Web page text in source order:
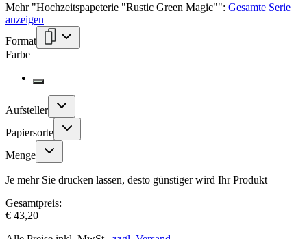
Mehr"Hochzeitspapeterie "Rustic Green Magic"": Gesamte Serie
anzeigen
Format
Farbe
Aufsteller
Papiersorte
Menge
Je mehr Sie drucken lassen, desto günstiger wird Ihr Produkt
Gesamtpreis:
€ 43,20